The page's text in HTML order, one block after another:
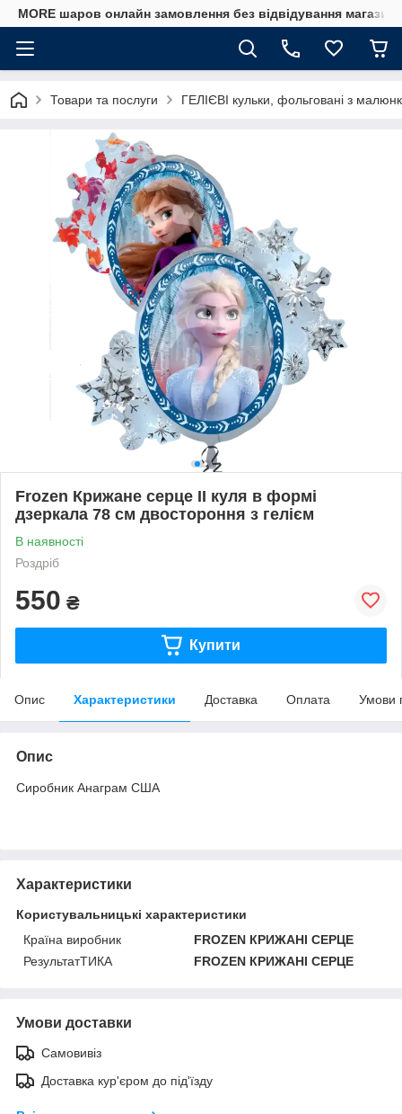
MORE шаров онлайн замовлення без відвідування
Товари та послуги ГЕЛІЄВІ кульки, фольговані з
Frozen Крижане серце ІІ куля в формі
дзеркала 78 см двостороння з гелієм
В наявності
Роздріб
550 ₴
Купити
Опис Характеристики Доставка Оплата Умови
Опис
Сиробник Анаграм США
Характеристики
Користувальницькі характеристики
Країна виробник
FROZEN КРИЖАНІ СЕРЦЕ
РезультатТИКА
FROZEN КРИЖАНІ СЕРЦЕ
Умови доставки
Самовивіз
Доставка кур'єром до під'їзду